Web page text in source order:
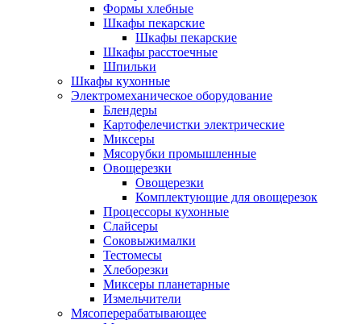
Формы хлебные
Шкафы пекарские
Шкафы пекарские
Шкафы расстоечные
Шпильки
Шкафы кухонные
Электромеханическое оборудование
Блендеры
Картофелечистки электрические
Миксеры
Мясорубки промышленные
Овощерезки
Овощерезки
Комплектующие для овощерезок
Процессоры кухонные
Слайсеры
Соковыжималки
Тестомесы
Хлеборезки
Миксеры планетарные
Измельчители
Мясоперерабатывающее